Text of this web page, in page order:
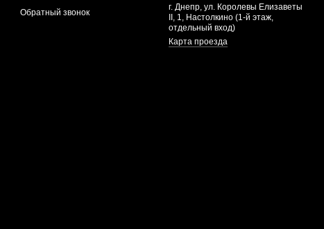
Обратный звонок
г. Днепр, ул. Королевы Елизаветы
II, 1, Настолкино (1-й этаж,
отдельный вход)
Карта проезда